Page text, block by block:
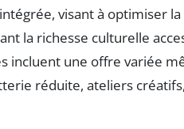
visant à optimiser
la richesse culturelle
incluent une offre variée
réduite, ateliers